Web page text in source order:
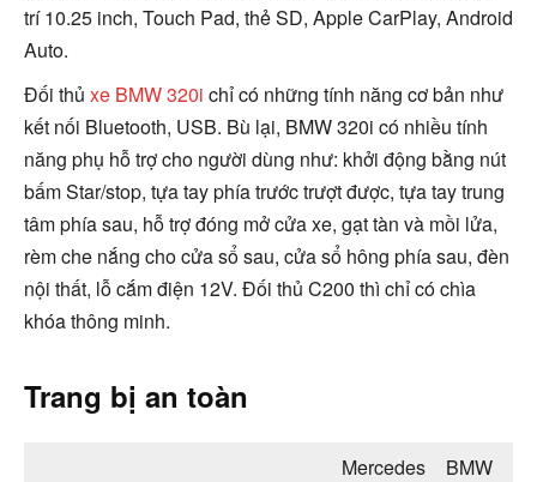
trí 10.25 inch, Touch Pad, thẻ SD, Apple CarPlay, Android
Auto.
Đối thủ xe BMW 320i chỉ có những tính năng cơ bản như
kết nối Bluetooth, USB. Bù lại, BMW 320i có nhiều tính
năng phụ hỗ trợ cho người dùng như: khởi động bằng nút
bấm Star/stop, tựa tay phía trước trượt được, tựa tay trung
tâm phía sau, hỗ trợ đóng mở cửa xe, gạt tàn và mồi lửa,
rèm che nắng cho cửa sổ sau, cửa sổ hông phía sau, đèn
nội thất, lỗ cắm điện 12V. Đối thủ C200 thì chỉ có chìa
khóa thông minh.
Trang bị an toàn
Mercedes
BMW